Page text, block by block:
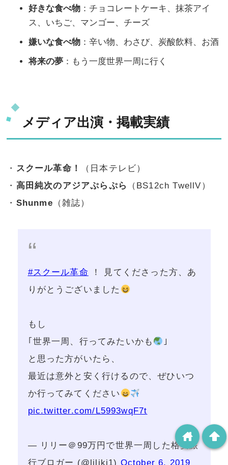
好きな食べ物：チョコレートケーキ、抹茶アイ
ス、いちご、マンゴー、チーズ
嫌いな食べ物：辛い物、わさび、炭酸飲料、お酒
将来の夢：もう一度世界一周に行く
メディア出演・掲載実績
・ スクール革命！
（日本テレビ）
・ 高田純次のアジアぷらぷら
（BS12ch TwellV）
・ Shunme （雑誌）
#スクール革命 ！ 見てくださった方、あ
りがとうございました
もし
｢世界一周、行ってみたいかも
｣
と思った方がいたら、
最近は意外と安く行けるので、ぜひいつ
か行ってみてください︎︎︎︎︎︎
pic.twitter.com/L5993wqF7t
— リリー＠99万円で世界一周した格安旅
行ブロガー (@liliki1) October 6, 2019
arrowup
home